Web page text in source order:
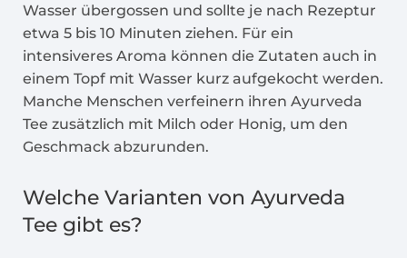
Wasser übergossen und sollte je nach Rezeptur
etwa 5 bis 10 Minuten ziehen. Für ein
intensiveres Aroma können die Zutaten auch in
einem Topf mit Wasser kurz aufgekocht werden.
Manche Menschen verfeinern ihren Ayurveda
Tee zusätzlich mit Milch oder Honig, um den
Geschmack abzurunden.
Welche Varianten von Ayurveda
Tee gibt es?